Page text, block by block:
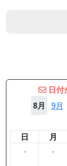
日付
8月
9月
日 月
-
-